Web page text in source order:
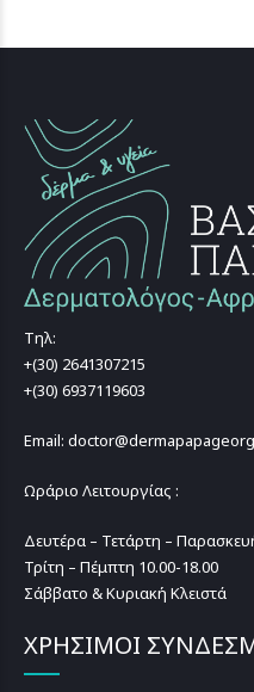
Τηλ:
+(30) 2641307215
+(30) 6937119603
Email:
Ωράριο Λειτουργίας :
Δευτέρα – Τετάρτη –
Τρίτη – Πέμπτη 10.00-18.00
Σάββατο & Κυριακή Κλειστά
ΧΡΗΣΙΜΟΙ